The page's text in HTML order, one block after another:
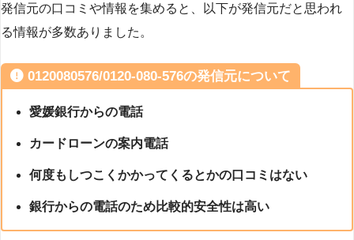
発信元の口コミや情報を集めると、以下が発信元だと思われ
る情報が多数ありました。
0120080576/0120-080-576の発信元について
愛媛銀行からの電話
カードローンの案内電話
何度もしつこくかかってくるとかの口コミはない
銀行からの電話のため比較的安全性は高い